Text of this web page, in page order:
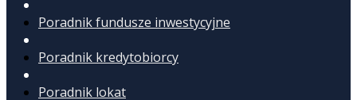
Poradnik fundusze inwestycyjne
Poradnik kredytobiorcy
Poradnik lokat